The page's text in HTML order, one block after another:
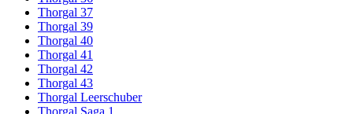
Thorgal 37
Thorgal 39
Thorgal 40
Thorgal 41
Thorgal 42
Thorgal 43
Thorgal Leerschuber